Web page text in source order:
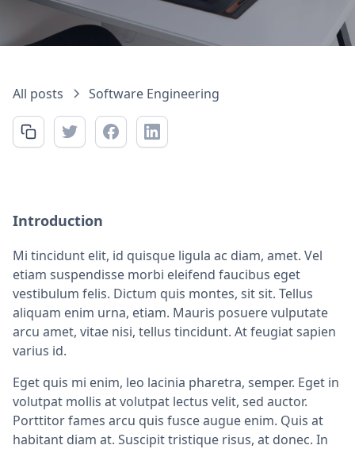
All posts Software Engineering
Introduction
Mi tincidunt elit, id quisque ligula ac diam, amet. Vel
etiam suspendisse morbi eleifend faucibus eget
vestibulum felis. Dictum quis montes, sit sit. Tellus
aliquam enim urna, etiam. Mauris posuere vulputate
arcu amet, vitae nisi, tellus tincidunt. At feugiat sapien
varius id.
Eget quis mi enim, leo lacinia pharetra, semper. Eget in
volutpat mollis at volutpat lectus velit, sed auctor.
Porttitor fames arcu quis fusce augue enim. Quis at
habitant diam at. Suscipit tristique risus, at donec. In